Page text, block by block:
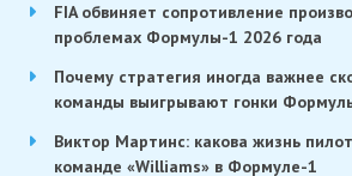
FIA обвиняет сопротивление
проблемах Формулы-1 2026 года
Почему стратегия иногда важнее
команды выигрывают гонки
Виктор Мартинс: какова жизнь
команде «Williams» в Формуле-1